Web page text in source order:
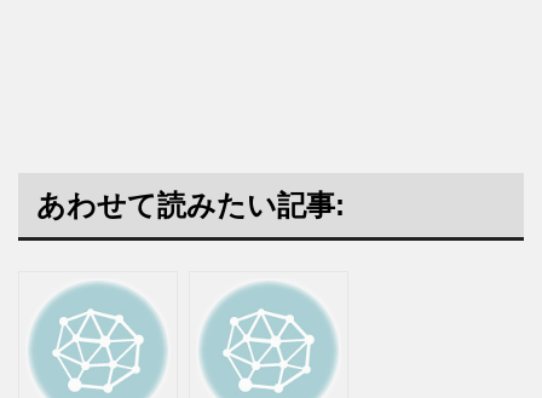
あわせて読みたい記事: